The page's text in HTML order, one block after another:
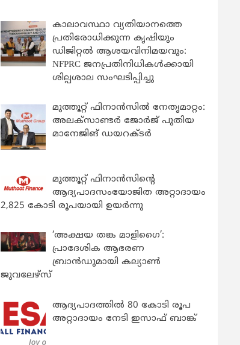
കാലാവസ്ഥാ വ്യതിയാനത്തെ
പ്രതിരോധിക്കുന്ന കൃഷിയും
ഡിജിറ്റൽ ആശയവിനിമയവും:
NFPRC ജനപ്രതിനിധികൾക്കായി
ശില്പശാല സംഘടിപ്പിച്ചു
മുത്തൂറ്റ് ഫിനാൻസിൽ നേതൃമാറ്റം:
അലക്സാണ്ടർ ജോർജ് പുതിയ
മാനേജിങ് ഡയറക്ടർ
മുത്തൂറ്റ് ഫിനാൻസിന്റെ
ആദ്യപാദസംയോജിത അറ്റാദായം
2,825 കോടി രൂപയായി ഉയർന്നു
‘അക്ഷയ തങ്ക മാളിഗൈ’:
പ്രാദേശിക ആഭരണ
ബ്രാന്‍ഡുമായി കല്യാണ്‍
ജുവലേഴ്‌സ്
ആദ്യപാദത്തിൽ 80 കോടി രൂപ
അറ്റാദായം നേടി ഇസാഫ് ബാങ്ക്